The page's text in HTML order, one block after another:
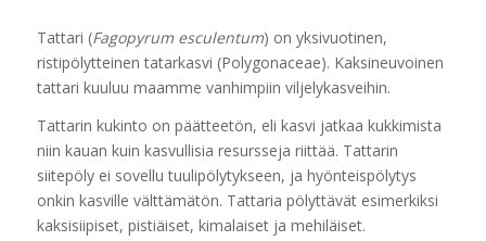
Tattari (Fagopyrum esculentum) on yksivuotinen,
ristipölytteinen tatarkasvi (Polygonaceae). Kaksineuvoinen
tattari kuuluu maamme vanhimpiin viljelykasveihin.
Tattarin kukinto on päätteetön, eli kasvi jatkaa kukkimista
niin kauan kuin kasvullisia resursseja riittää. Tattarin
siitepöly ei sovellu tuulipölytykseen, ja hyönteispölytys
onkin kasville välttämätön. Tattaria pölyttävät esimerkiksi
kaksisiipiset, pistiäiset, kimalaiset ja mehiläiset.